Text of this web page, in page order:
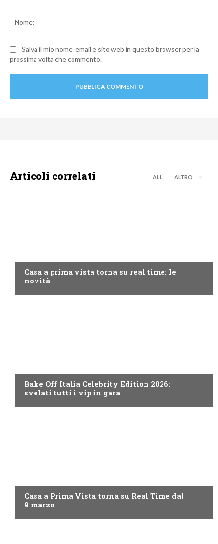
Salva il mio nome, email e sito web in questo browser per la
prossima volta che commento.
Articoli correlati ALL ALTRO
Casa a prima vista torna su real time: le
novità
Bake Off Italia Celebrity Edition 2026:
svelati tutti i vip in gara
Casa a Prima Vista torna su Real Time dal
9 marzo